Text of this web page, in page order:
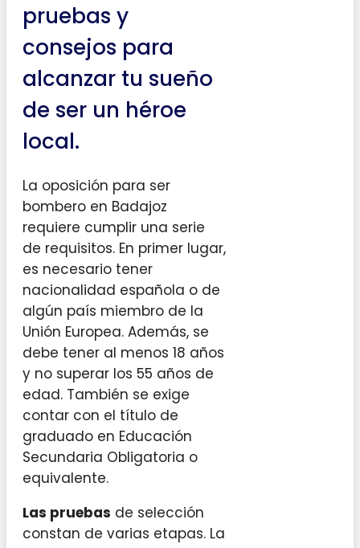
pruebas y
consejos para
alcanzar tu sueño
de ser un héroe
local.
La oposición para ser
bombero en Badajoz
requiere cumplir una serie
de requisitos. En primer lugar,
es necesario tener
nacionalidad española o de
algún país miembro de la
Unión Europea. Además, se
debe tener al menos 18 años
y no superar los 55 años de
edad. También se exige
contar con el título de
graduado en Educación
Secundaria Obligatoria o
equivalente.
Las pruebas de selección
constan de varias etapas. La